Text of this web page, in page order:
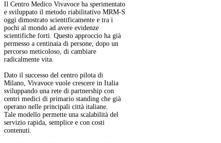
Il Centro Medico Vivavoce ha sperimentato
e sviluppato il metodo riabilitativo MRM-S
oggi dimostrato scientificamente e tra i
pochi al mondo ad avere evidenze
scientifiche forti. Questo approccio ha già
permesso a centinaia di persone, dopo un
percorso meticoloso, di cambiare
radicalmente vita.
Dato il successo del centro pilota di
Milano, Vivavoce vuole crescere in Italia
sviluppando una rete di partnership con
centri medici di primario standing che già
operano nelle principali città italiane.
Tale modello permette una scalabilità del
servizio rapida, semplice e con costi
contenuti.